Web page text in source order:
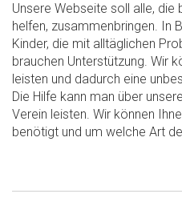
Unsere Webseite soll alle, die
helfen, zusammenbringen. In
Kinder, die mit alltäglichen
brauchen Unterstützung. Wir
leisten und dadurch eine
Die Hilfe kann man über
Verein leisten. Wir können
benötigt und um welche Art